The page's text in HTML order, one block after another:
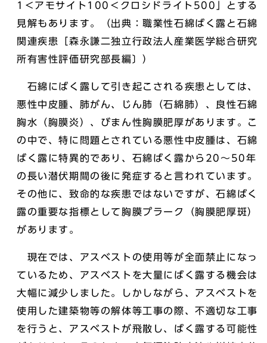
1＜アモサイト100＜クロシドライト500」とする
見解もあります。（出典：職業性石綿ばく露と石綿
関連疾患［森永謙二独立行政法人産業医学総合研究
所有害性評価研究部長編〕）
石綿にばく露して引き起こされる疾患としては、
悪性中皮腫、肺がん、じん肺（石綿肺）、良性石綿
胸水（胸膜炎）、びまん性胸膜肥厚があります。こ
の中で、特に問題とされている悪性中皮腫は、石綿
ばく露に特異的であり、石綿ばく露から20～50年
の長い潜伏期間の後に発症すると言われています。
その他に、致命的な疾患ではないですが、石綿ばく
露の重要な指標として胸膜プラーク（胸膜肥厚斑）
があります。
現在では、アスベストの使用等が全面禁止になっ
ているため、アスベストを大量にばく露する機会は
大幅に減少しました。しかしながら、アスベストを
使用した建築物等の解体等工事の際、不適切な工事
を行うと、アスベストが飛散し、ばく露する可能性